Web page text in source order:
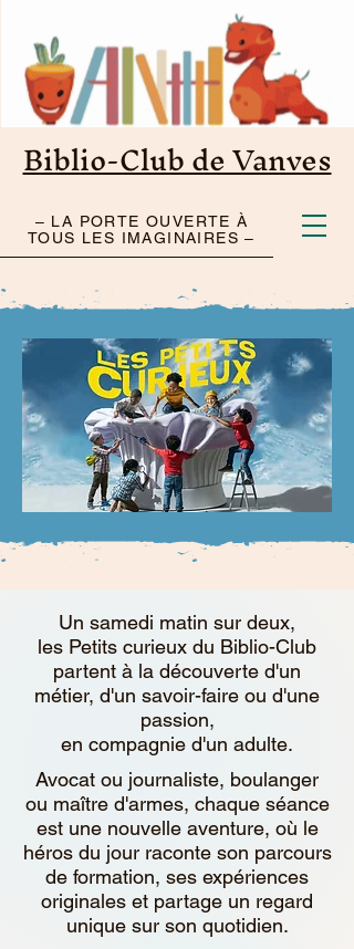
– LA PORTE OUVERTE À
TOUS LES IMAGINAIRES –
Biblio-Club de Vanves
Un samedi matin sur deux,
les Petits curieux du Biblio-Club
partent à la découverte d'un
métier, d'un savoir-faire ou d'une
passion,
en compagnie d'un adulte.
Avocat ou journaliste, boulanger
ou maître d'armes, chaque séance
est une nouvelle aventure, où le
héros du jour raconte son parcours
de formation, ses expériences
originales et partage un regard
unique sur son quotidien.